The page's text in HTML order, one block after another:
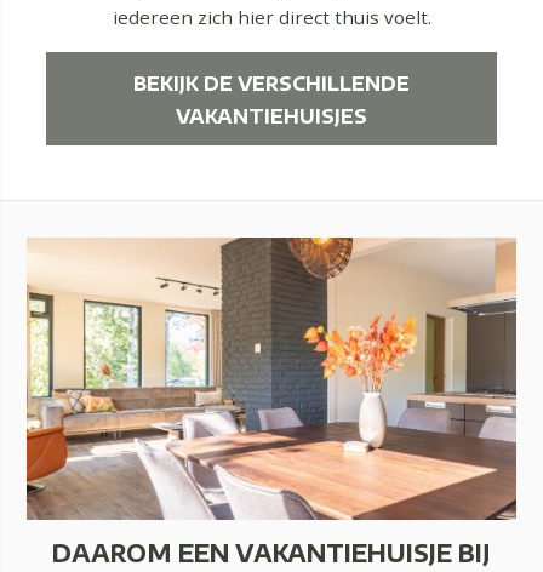
iedereen zich hier direct thuis voelt.
BEKIJK DE VERSCHILLENDE
VAKANTIEHUISJES
DAAROM EEN VAKANTIEHUISJE BIJ